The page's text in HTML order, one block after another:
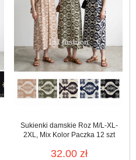
Sukienki damskie Roz M/L-XL-
2XL, Mix Kolor Paczka 12 szt
32.00 zł